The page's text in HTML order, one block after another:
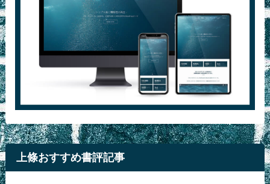
上條おすすめ書評記事